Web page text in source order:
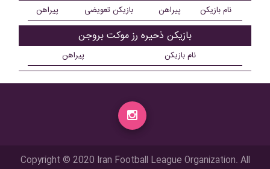
نام بازیکن پیراهن بازیکن تعویضی پیراهن
بازیکن ذحیره رز موکت بروجن
نام بازیکن پیراهن
Copyright © 2020 Iran Football League Organization. All